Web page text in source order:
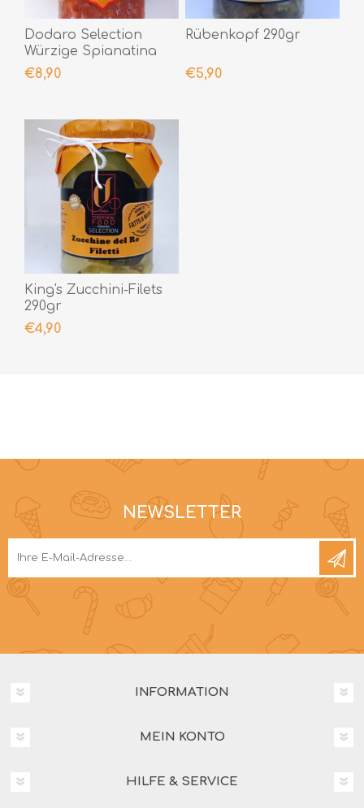
Dodaro Selection
Würzige Spianatina
300gr
€8,90
Rübenkopf 290gr
€5,90
King's Zucchini-Filets
290gr
€4,90
NEWSLETTER
INFORMATION
MEIN KONTO
HILFE & SERVICE